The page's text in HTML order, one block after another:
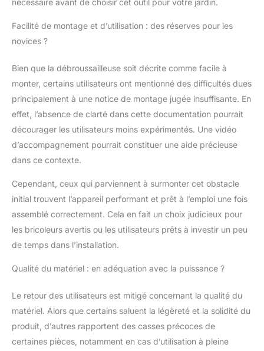
nylon, capacité de
420mm permet de
les herbes épaisses le
long des bordures,
clôtures, murs et
autour des arbres.
LANCEMENT SANS
EFFORT : Le démarrage
de la débroussailleuse
de double contact.
nécessaire avant de choisir cet outil pour votre jardin.
Facilité de montage et d’utilisation : des réserves pour les
novices ?
Bien que la débroussailleuse soit décrite comme facile à
monter, certains utilisateurs ont mentionné des difficultés dues
principalement à une notice de montage jugée insuffisante. En
effet, l’absence de clarté dans cette documentation pourrait
décourager les utilisateurs moins expérimentés. Une vidéo
d’accompagnement pourrait constituer une aide précieuse
dans ce contexte.
Cependant, ceux qui parviennent à surmonter cet obstacle
initial trouvent l’appareil performant et prêt à l’emploi une fois
assemblé correctement. Cela en fait un choix judicieux pour
les bricoleurs avertis ou les utilisateurs prêts à investir un peu
de temps dans l’installation.
Qualité du matériel : en adéquation avec la puissance ?
Le retour des utilisateurs est mitigé concernant la qualité du
matériel. Alors que certains saluent la légèreté et la solidité du
produit, d’autres rapportent des casses précoces de
certaines pièces, notamment en cas d’utilisation à pleine